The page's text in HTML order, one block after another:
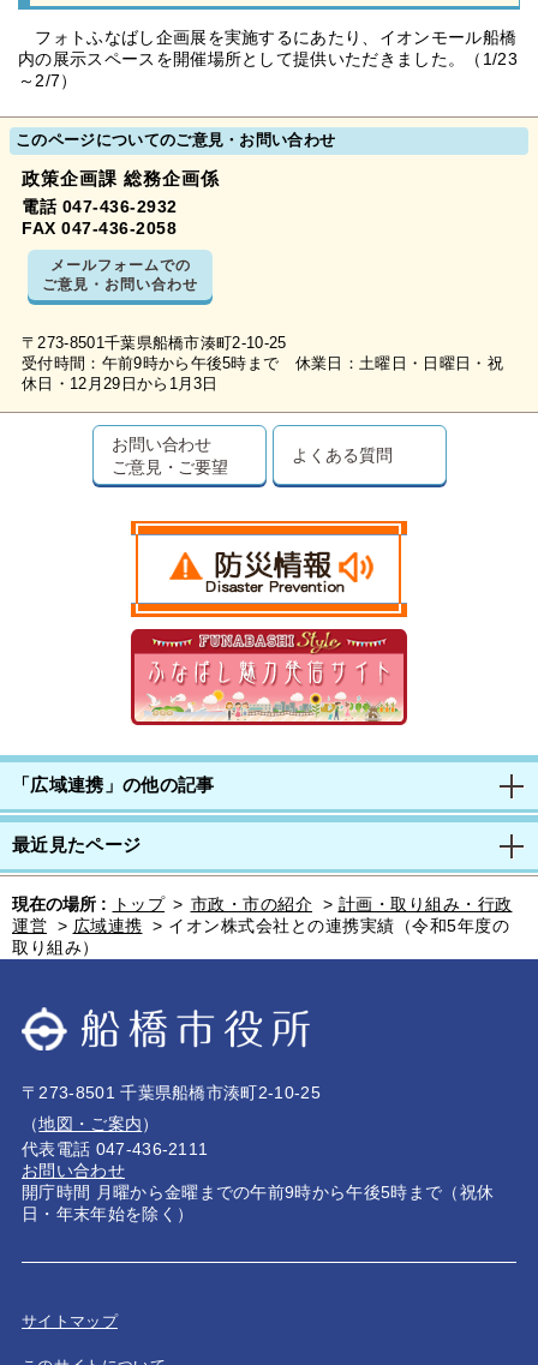
フォトふなばし企画展を実施するにあたり、イオンモール船橋
内の展示スペースを開催場所として提供いただきました。（1/23
～2/7）
このページについてのご意見・お問い合わせ
政策企画課 総務企画係
電話 047-436-2932
FAX 047-436-2058
メールフォームでの
ご意見・お問い合わせ
〒273-8501千葉県船橋市湊町2-10-25
受付時間：午前9時から午後5時まで 休業日：土曜日・日曜日・祝
休日・12月29日から1月3日
お問い合わせ
ご意見・ご要望
よくある質問
「広域連携」の他の記事
最近見たページ
現在の場所 : トップ > 市政・市の紹介 > 計画・取り組み・行政
運営 > 広域連携 > イオン株式会社との連携実績（令和5年度の
取り組み）
〒273-8501 千葉県船橋市湊町2-10-25
（地図・ご案内）
代表電話 047-436-2111
お問い合わせ
開庁時間 月曜から金曜までの午前9時から午後5時まで（祝休
日・年末年始を除く）
サイトマップ